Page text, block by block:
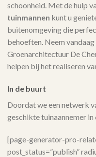
schoonheid. Met de hulp
tuinmannen kunt u
buitenomgeving die
behoeften. Neem
Groenarchitectuur De
helpen bij het realiseren
In de buurt
Doordat we een netwerk
geschikte tuinaannemer in
[page-generator-pro-
post_status=”publish”